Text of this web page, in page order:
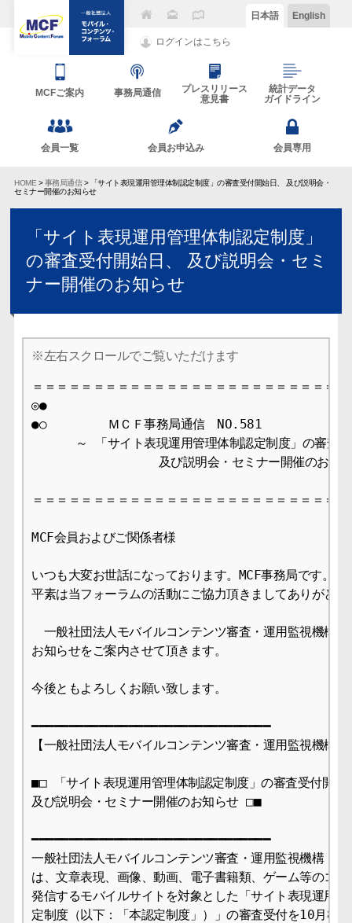
ログインはこちら
日本語 English
MCFご案内 事務局通信
プレスリリース
意見書
統計データ
ガイドライン
会員一覧 会員お申込み 会員専用
HOME >事務局通信> 「サイト表現運用管理体制認定制度」の審査受付開始日、 及び説明会・
セミナー開催のお知らせ
「サイト表現運用管理体制認定制度」
の審査受付開始日、 及び説明会・セミ
ナー開催のお知らせ
＝＝＝＝＝＝＝＝＝＝＝＝＝＝＝＝＝＝＝＝＝＝＝＝＝
◎●
●○　　　　　ＭＣＦ事務局通信　NO.581 　 　　　
～ 「サイト表現運用管理体制認定制度」の審査受
及び説明会・セミナー開催のお知
＝＝＝＝＝＝＝＝＝＝＝＝＝＝＝＝＝＝＝＝＝＝＝＝＝
MCF会員およびご関係者様
いつも大変お世話になっております。MCF事務局です。
平素は当フォーラムの活動にご協力頂きましてありがと
一般社団法人モバイルコンテンツ審査・運用監視機構（
お知らせをご案内させて頂きます。
今後ともよろしくお願い致します。
━━━━━━━━━━━━━━━━━━━━━━━━━━━━━━━━
【一般社団法人モバイルコンテンツ審査・運用監視機構様
■□ 「サイト表現運用管理体制認定制度」の審査受付開始
及び説明会・セミナー開催のお知らせ □■
━━━━━━━━━━━━━━━━━━━━━━━━━━━━━━━━
一般社団法人モバイルコンテンツ審査・運用監視機構（以
は、文章表現、画像、動画、電子書籍類、ゲーム等のコン
発信するモバイルサイトを対象とした「サイト表現運用管
定制度（以下：「本認定制度」）」の審査受付を10月8日